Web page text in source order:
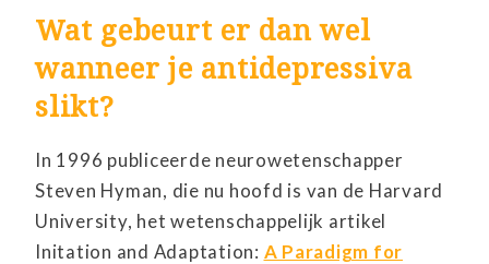
Wat gebeurt er dan wel
wanneer je antidepressiva
slikt?
In 1996 publiceerde neurowetenschapper
Steven Hyman, die nu hoofd is van de Harvard
University, het wetenschappelijk artikel
Initation and Adaptation: A Paradigm for